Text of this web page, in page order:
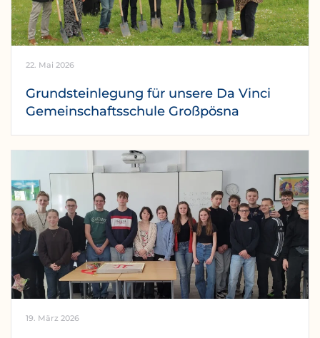
22. Mai 2026
Grundsteinlegung für unsere Da Vinci
Gemeinschaftsschule Großpösna
19. März 2026